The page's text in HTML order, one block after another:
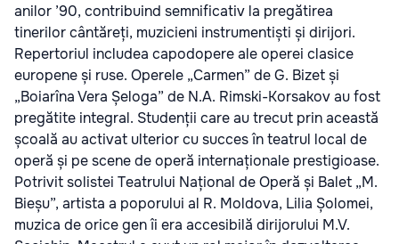
anilor ’90, contribuind semnificativ la pregătirea
tinerilor cântăreți, muzicieni instrumentiști și dirijori.
Repertoriul includea capodopere ale operei clasice
europene și ruse. Operele „Carmen” de G. Bizet și
„Boiarîna Vera Șeloga” de N.A. Rimski-Korsakov au fost
pregătite integral. Studenții care au trecut prin această
școală au activat ulterior cu succes în teatrul local de
operă și pe scene de operă internaționale prestigioase.
Potrivit solistei Teatrului Național de Operă și Balet „M.
Bieșu”, artista a poporului al R. Moldova, Lilia Șolomei,
muzica de orice gen îi era accesibilă dirijorului M.V.